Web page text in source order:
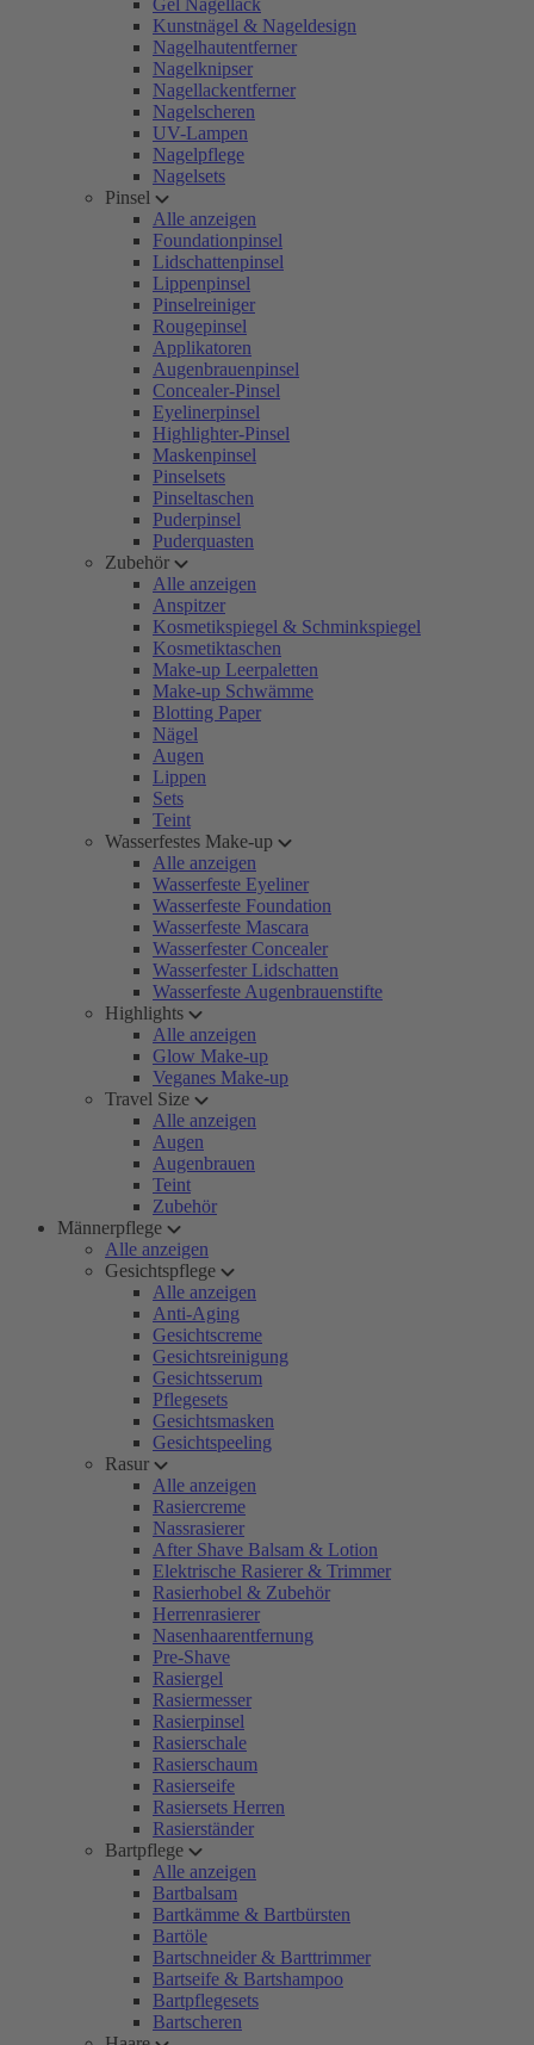
Gel Nagellack
Kunstnägel & Nageldesign
Nagelhautentferner
Nagelknipser
Nagellackentferner
Nagelscheren
UV-Lampen
Nagelpflege
Nagelsets
Pinsel
Alle anzeigen
Foundationpinsel
Lidschattenpinsel
Lippenpinsel
Pinselreiniger
Rougepinsel
Applikatoren
Augenbrauenpinsel
Concealer-Pinsel
Eyelinerpinsel
Highlighter-Pinsel
Maskenpinsel
Pinselsets
Pinseltaschen
Puderpinsel
Puderquasten
Zubehör
Alle anzeigen
Anspitzer
Kosmetikspiegel & Schminkspiegel
Kosmetiktaschen
Make-up Leerpaletten
Make-up Schwämme
Blotting Paper
Nägel
Augen
Lippen
Sets
Teint
Wasserfestes Make-up
Alle anzeigen
Wasserfeste Eyeliner
Wasserfeste Foundation
Wasserfeste Mascara
Wasserfester Concealer
Wasserfester Lidschatten
Wasserfeste Augenbrauenstifte
Highlights
Alle anzeigen
Glow Make-up
Veganes Make-up
Travel Size
Alle anzeigen
Augen
Augenbrauen
Teint
Zubehör
Männerpflege
Alle anzeigen
Gesichtspflege
Alle anzeigen
Anti-Aging
Gesichtscreme
Gesichtsreinigung
Gesichtsserum
Pflegesets
Gesichtsmasken
Gesichtspeeling
Rasur
Alle anzeigen
Rasiercreme
Nassrasierer
After Shave Balsam & Lotion
Elektrische Rasierer & Trimmer
Rasierhobel & Zubehör
Herrenrasierer
Nasenhaarentfernung
Pre-Shave
Rasiergel
Rasiermesser
Rasierpinsel
Rasierschale
Rasierschaum
Rasierseife
Rasiersets Herren
Rasierständer
Bartpflege
Alle anzeigen
Bartbalsam
Bartkämme & Bartbürsten
Bartöle
Bartschneider & Barttrimmer
Bartseife & Bartshampoo
Bartpflegesets
Bartscheren